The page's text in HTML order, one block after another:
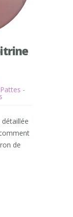
-
de